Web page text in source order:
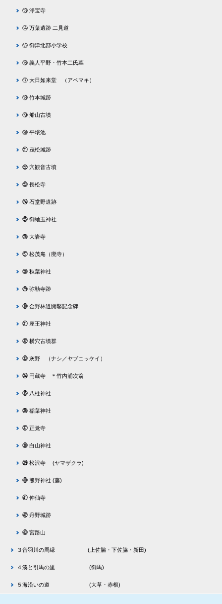
⑬ 浄宝寺
⑭ 万葉遺跡 二見道
⑮ 御津北部小学校
⑯ 義人平野・竹本二氏墓
⑰ 大日如来堂 （アベマキ）
⑱ 竹本城跡
⑲ 船山古墳
⑳ 平壌池
㉑ 茂松城跡
㉒ 穴観音古墳
㉓ 長松寺
㉔ 石堂野遺跡
㉕ 御紬玉神社
㉖ 大岩寺
㉗ 松茂庵（廃寺）
㉘ 秋葉神社
㉙ 弥勒寺跡
㉚ 金野林道開鑿記念碑
㉛ 座王神社
㉜ 横穴古墳群
㉝ 灰野 （ナシ／ヤブニッケイ）
㉞ 円蔵寺 ＊竹内浦次翁
㉟ 八柱神社
㊱ 稲葉神社
㊲ 正覚寺
㊳ 白山神社
㊴ 松沢寺 (ヤマザクラ)
㊵ 熊野神社 (藤)
㊶ 仲仙寺
㊷ 丹野城跡
㊸ 宮路山
３音羽川の周縁 (上佐脇・下佐脇・新田)
４湊と引馬の里 (御馬)
５海沿いの道 (大草・赤根)